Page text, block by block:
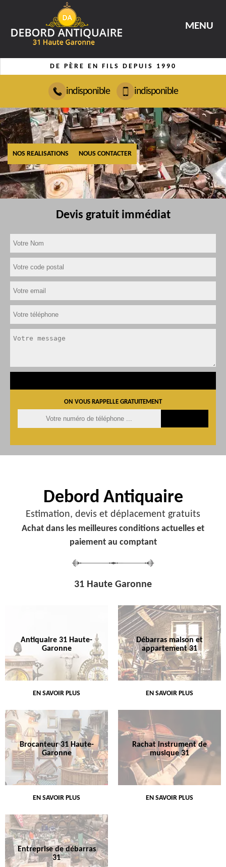
MENU
DE PÈRE EN FILS DEPUIS 1990
indisponible indisponible
NOS REALISATIONS NOUS CONTACTER
Devis gratuit immédiat
ON VOUS RAPPELLE GRATUITEMENT
Debord Antiquaire
Estimation, devis et déplacement gratuits
Achat dans les meilleures conditions actuelles et
paiement au comptant
31 Haute Garonne
Antiquaire 31 Haute-
Garonne
EN SAVOIR PLUS
Débarras maison et
appartement 31
EN SAVOIR PLUS
Brocanteur 31 Haute-
Garonne
EN SAVOIR PLUS
Rachat instrument de
musique 31
EN SAVOIR PLUS
Entreprise de débarras
31